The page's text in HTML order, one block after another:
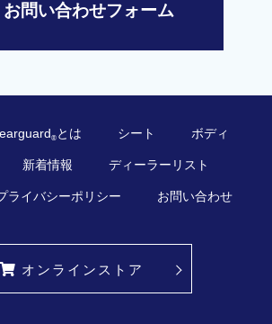
お問い合わせフォーム
®とは シート ボディ
新着情報 ディーラーリスト
ライバシーポリシー お問い合わせ
オンラインストア